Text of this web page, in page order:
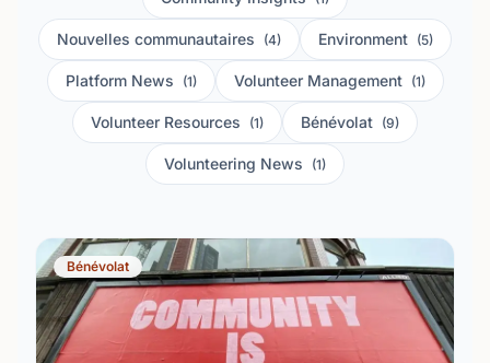
Nouvelles communautaires (4) Environment (5)
Platform News (1) Volunteer Management (1)
Volunteer Resources (1) Bénévolat (9)
Volunteering News (1)
Bénévolat